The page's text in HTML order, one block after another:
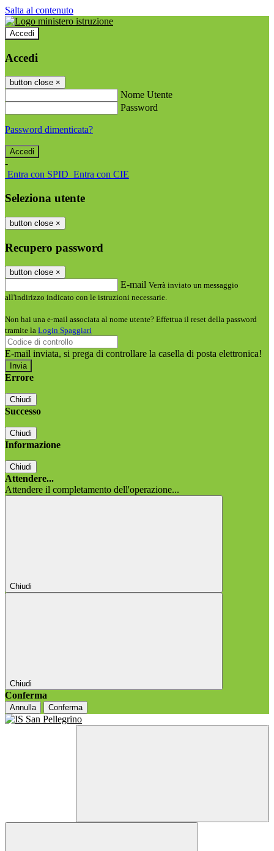
Salta al contenuto
Accedi
Accedi
button close ×
Nome Utente
Password
Password dimenticata?
-
Entra con SPID Entra con CIE
Seleziona utente
button close ×
Recupero password
button close ×
E-mail Verrà inviato un messaggio
all'indirizzo indicato con le istruzioni necessarie.
Non hai una e-mail associata al nome utente? Effettua il reset della password
tramite la Login Spaggiari
E-mail inviata, si prega di controllare la casella di posta elettronica!
Errore
Chiudi
Successo
Chiudi
Informazione
Chiudi
Attendere...
Attendere il completamento dell'operazione...
Chiudi
Chiudi
Conferma
Annulla Conferma